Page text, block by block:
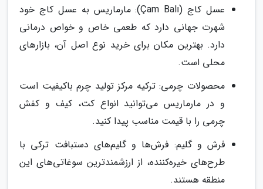
عسل کاج (Çam Balı): مارماریس به عسل کاج خود
شهرت جهانی دارد که طعمی خاص و خواص درمانی
دارد. بهترین مکان برای خرید نوع اصل آن، بازارهای
محلی است.
محصولات چرمی: ترکیه مرکز تولید چرم باکیفیت است
و در مارماریس می‌توانید انواع کت، کیف و کفش
چرمی را با قیمت مناسب پیدا کنید.
فرش و گلیم: فرش‌ها و گلیم‌های دستبافت ترکی با
طرح‌های خیره‌کننده، از ارزشمندترین سوغاتی‌های این
منطقه هستند.